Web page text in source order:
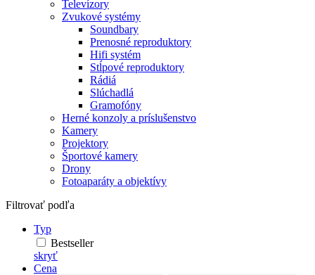
Televízory
Zvukové systémy
Soundbary
Prenosné reproduktory
Hifi systém
Stĺpové reproduktory
Rádiá
Slúchadlá
Gramofóny
Herné konzoly a príslušenstvo
Kamery
Projektory
Športové kamery
Drony
Fotoaparáty a objektívy
Filtrovať podľa
Typ
Bestseller
skryť
Cena